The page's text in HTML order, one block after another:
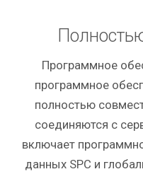
Программное
программное
полностью
соединяются с
включает
данных SPC и